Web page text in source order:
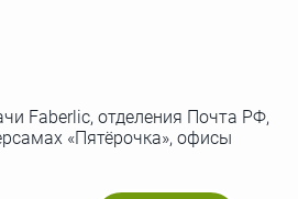
Faberlic, отделения Почта РФ,
«Пятёрочка», офисы